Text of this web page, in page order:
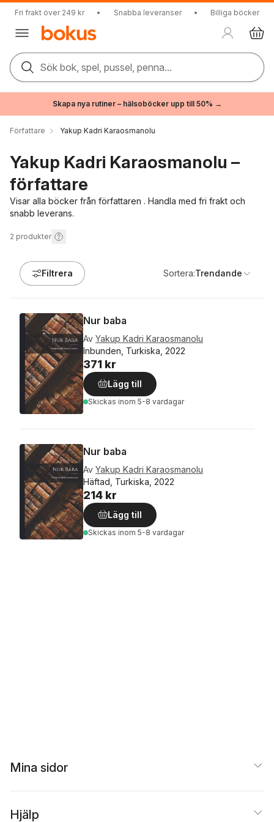
Fri frakt över 249 kr • Snabba leveranser • Billiga böcker
Sök bok, spel, pussel, penna...
Skapa nya rutiner – hälsoböcker upp till 50% →
Författare Yakup Kadri Karaosmanolu
Yakup Kadri Karaosmanolu –
författare
Visar alla böcker från författaren . Handla med fri frakt och
snabb leverans.
2 produkter
Filtrera Sortera:Trendande
Nur baba
Av Yakup Kadri Karaosmanolu
Inbunden, Turkiska, 2022
371 kr
Lägg till
Skickas inom 5-8 vardagar
Nur baba
Av Yakup Kadri Karaosmanolu
Häftad, Turkiska, 2022
214 kr
Lägg till
Skickas inom 5-8 vardagar
Mina sidor
Hjälp